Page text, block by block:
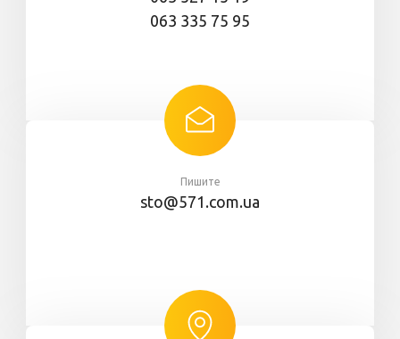
063 335 75 95
Пишите
sto@571.com.ua